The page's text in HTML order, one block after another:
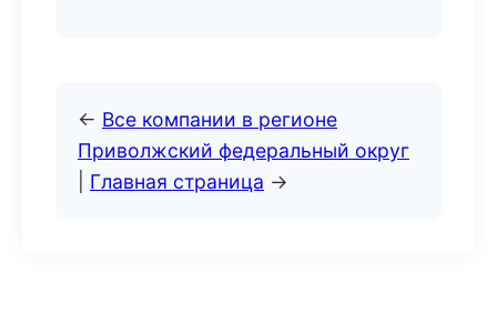
← Все компании в регионе
Приволжский федеральный округ
Главная страница →